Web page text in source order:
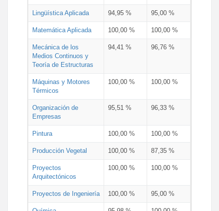
Lingüística Aplicada 94,95 % 95,00 %
Matemática Aplicada 100,00 % 100,00 %
Mecánica de los
Medios Continuos y
Teoría de Estructuras
94,41 % 96,76 %
Máquinas y Motores
Térmicos
100,00 % 100,00 %
Organización de
Empresas
95,51 % 96,33 %
Pintura 100,00 % 100,00 %
Producción Vegetal 100,00 % 87,35 %
Proyectos
Arquitectónicos
100,00 % 100,00 %
Proyectos de Ingeniería 100,00 % 95,00 %